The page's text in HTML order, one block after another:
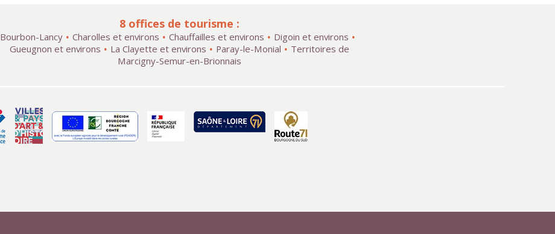
8 offices de tourisme :
Bourbon-Lancy Charolles et environs Chauffailles et environs
Digoin et environs
Gueugnon et environs
La Clayette et environs Paray-le-Monial
Territoires de
Marcigny-Semur-en-Brionnais